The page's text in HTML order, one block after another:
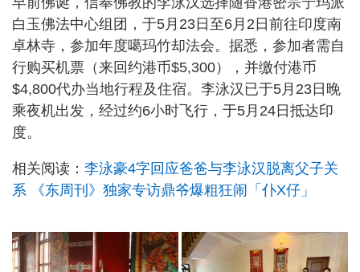
白玉佛法中心组团，于5月23日至6月2日前往印度南
卓林寺，参加年度噶玛竹却法会。据悉，参加者需自
行购买机票（来回约港币$5,300），并缴付港币
$4,800代办当地行程及住宿。李泳汉已于5月23日晚
乘夜机出发，经过约6小时飞行，于5月24日抵达印
度。
相关阅读： 李泳豪4字回应爸爸与李泳汉脱离父子关
系 《东周刊》独家专访鼎爷爆粗狂闹「仆X仔」